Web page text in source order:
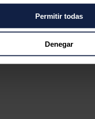
activamente
se procesan sus
. Puede cambiar o
usan para personalizar el
el tráfico. Además,
partners de redes
Permitir todas
Denegar